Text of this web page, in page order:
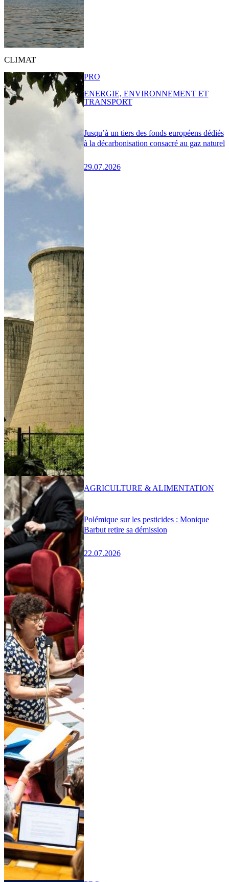
CLIMAT
Jusqu’à un tiers des fonds européens dédiés
à la décarbonisation consacré au gaz naturel
29.07.2026
PRO
ENERGIE, ENVIRONNEMENT ET
TRANSPORT
Polémique sur les pesticides : Monique
Barbut retire sa démission
22.07.2026
AGRICULTURE & ALIMENTATION